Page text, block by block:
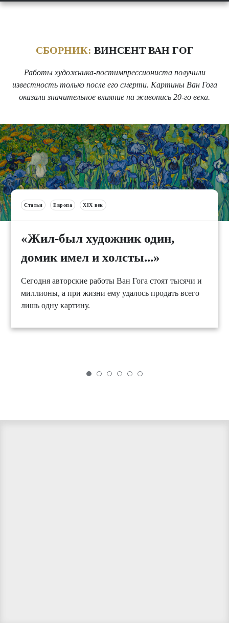
СБОРНИК: ВИНСЕНТ ВАН ГОГ
Работы художника-постимпрессиониста получили
известность только после его смерти. Картины Ван Гога
оказали значительное влияние на живопись 20-го века.
Статьи Европа XIX век
«Жил-был художник один,
домик имел и холсты...»
Сегодня авторские работы Ван Гога стоят тысячи и
миллионы, а при жизни ему удалось продать всего
лишь одну картину.